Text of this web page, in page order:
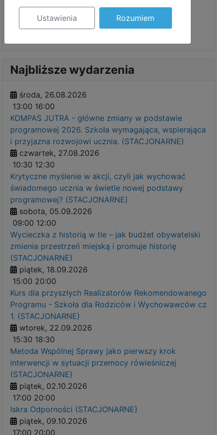
18 19 20 21 22
25 26 28 29
Najbliższe wydarzenia
środa, 26.08.2026
13:00 16:00
KOMPAS JUTRA - główne zmiany w podstawie
programowej 2026. Szkoła wymagająca, wspierająca
i przyjazna rozwojowi ucznia. (STACJONARNE)
czwartek, 27.08.2026
10:30 12:30
Krytyczne myślenie w akcji, czyli jak wychować
świadomego ucznia w świetle nowej podstawy
programowej? (STACJONARNE)
sobota, 05.09.2026
09:00 12:00
Wycieczka z historią w tle – jak budżet obywatelski
zmienia przestrzeń miejską i promuje historię
(STACJONARNE)
piątek, 18.09.2026
15:00 20:00
Kurs dla przyszłych Realizatorów Rekomendowanego
Programu - Szkoła dla Rodziców i Wychowawców cz
1. (STACJONARNE)
wtorek, 22.09.2026
15:30 18:30
Metoda Wspólnej Sprawy jako pierwszy krok
interwencji w sytuacji przemocy rówieśniczej
(STACJONARNE)
piątek, 02.10.2026
17:00 20:00
Iskra Odporności (STACJONARNE)
piątek, 09.10.2026
17:00 20:00
Ustawienia Rozumiem